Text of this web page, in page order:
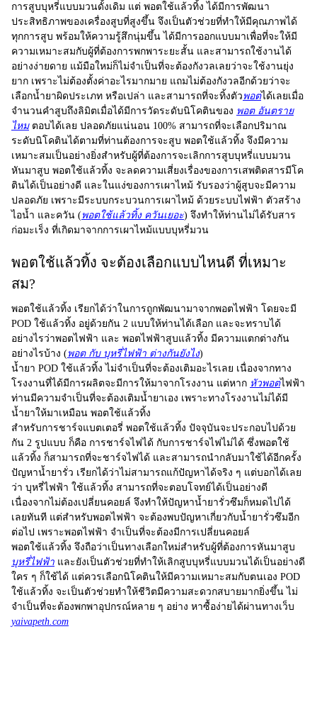
การสูบบุหรี่แบบมวนดั้งเดิม แต่ พอตใช้แล้วทิ้ง ได้มีการพัฒนา
ประสิทธิภาพของเครื่องสูบที่สูงขึ้น จึงเป็นตัวช่วยที่ทำให้มีคุณภาพได้
ทุกการสูบ พร้อมให้ความรู้สึกนุ่มขึ้น ได้มีการออกแบบมาเพื่อที่จะให้มี
ความเหมาะสมกับผู้ที่ต้องการพกพาระยะสั้น และสามารถใช้งานได้
อย่างง่ายดาย แม้มือใหม่ก็ไม่จำเป็นที่จะต้องกังวลเลยว่าจะใช้งานยุ่ง
ยาก เพราะไม่ต้องตั้งค่าอะไรมากมาย แถมไม่ต้องกังวลอีกด้วยว่าจะ
เลือกน้ำยาผิดประเภท หรือเปล่า และสามารถที่จะทิ้งตัว พอตได้เลยเมื่อ
จำนวนคำสูบถึงลิมิตเมื่อได้มีการวัดระดับนิโคตินของ พอต อันตราย
ไหม ตอบได้เลย ปลอดภัยแน่นอน 100% สามารถที่จะเลือกปริมาณ
ระดับนิโคตินได้ตามที่ท่านต้องการจะสูบ พอตใช้แล้วทิ้ง จึงมีความ
เหมาะสมเป็นอย่างยิ่งสำหรับผู้ที่ต้องการจะเลิกการสูบบุหรี่แบบมวน
หันมาสูบ พอตใช้แล้วทิ้ง จะลดความเสี่ยงเรื่องของการเสพติดสารมีโค
ตินได้เป็นอย่างดี และในแง่ของการเผาไหม้ รับรองว่าผู้สูบจะมีความ
ปลอดภัย เพราะมีระบบกระบวนการเผาไหม้ ด้วยระบบไฟฟ้า ตัวสร้าง
ไอน้ำ และควัน (พอตใช้แล้วทิ้ง ควันเยอะ) จึงทำให้ท่านไม่ได้รับสาร
ก่อมะเร็ง ที่เกิดมาจากการเผาไหม้แบบบุหรี่มวน
พอตใช้แล้วทิ้ง จะต้องเลือกแบบไหนดี ที่เหมาะ
สม?
พอตใช้แล้วทิ้ง เรียกได้ว่าในการถูกพัฒนามาจากพอตไฟฟ้า โดยจะมี
POD ใช้แล้วทิ้ง อยู่ด้วยกัน 2 แบบให้ท่านได้เลือก และจะทราบได้
อย่างไรว่าพอตไฟฟ้า และ พอตไฟฟ้าสูบแล้วทิ้ง มีความแตกต่างกัน
อย่างไรบ้าง (พอต กับ บุหรี่ไฟฟ้า ต่างกันยังไง)
น้ำยา POD ใช้แล้วทิ้ง ไม่จำเป็นที่จะต้องเติมอะไรเลย เนื่องจากทาง
โรงงานที่ได้มีการผลิตจะมีการให้มาจากโรงงาน แต่หาก หัวพอตไฟฟ้า
ท่านมีความจำเป็นที่จะต้องเติมน้ำยาเอง เพราะทางโรงงานไม่ได้มี
น้ำยาให้มาเหมือน พอตใช้แล้วทิ้ง
สำหรับการชาร์จแบตเตอรี่ พอตใช้แล้วทิ้ง ปัจจุบันจะประกอบไปด้วย
กัน 2 รูปแบบ ก็คือ การชาร์จไฟได้ กับการชาร์จไฟไม่ได้ ซึ่งพอตใช้
แล้วทิ้ง ก็สามารถที่จะชาร์จไฟได้ และสามารถนำกลับมาใช้ได้อีกครั้ง
ปัญหาน้ำยารั่ว เรียกได้ว่าไม่สามารถแก้ปัญหาได้จริง ๆ แต่บอกได้เลย
ว่า บุหรี่ไฟฟ้า ใช้แล้วทิ้ง สามารถที่จะตอบโจทย์ได้เป็นอย่างดี
เนื่องจากไม่ต้องเปลี่ยนคอยล์ จึงทำให้ปัญหาน้ำยารั่วซึมก็หมดไปได้
เลยทันที แต่สำหรับพอตไฟฟ้า จะต้องพบปัญหาเกี่ยวกับน้ำยารั่วซึมอีก
ต่อไป เพราะพอตไฟฟ้า จำเป็นที่จะต้องมีการเปลี่ยนคอยล์
พอตใช้แล้วทิ้ง จึงถือว่าเป็นทางเลือกใหม่สำหรับผู้ที่ต้องการหันมาสูบ
บุหรี่ไฟฟ้า และยังเป็นตัวช่วยที่ทำให้เลิกสูบบุหรี่แบบมวนได้เป็นอย่างดี
ใคร ๆ ก็ใช้ได้ แต่ควรเลือกนิโคตินให้มีความเหมาะสมกับตนเอง POD
ใช้แล้วทิ้ง จะเป็นตัวช่วยทำให้ชีวิตมีความสะดวกสบายมากยิ่งขึ้น ไม่
จำเป็นที่จะต้องพกพาอุปกรณ์หลาย ๆ อย่าง หาซื้อง่ายได้ผ่านทางเว็บ
yaivapeth.com